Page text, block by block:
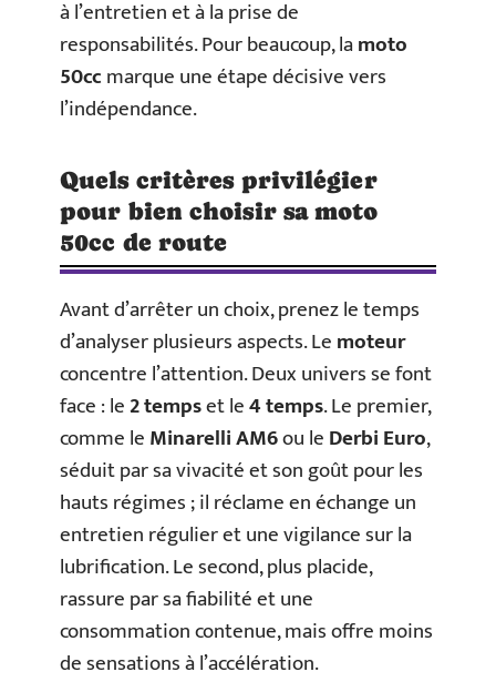
à l’entretien et à la prise de
responsabilités. Pour beaucoup, lamoto
50ccmarque une étape décisive vers
l’indépendance.
Quels critères privilégier
pour bien choisir sa moto
50cc de route
Avant d’arrêter un choix, prenez le temps
d’analyser plusieurs aspects. Lemoteur
concentre l’attention. Deux univers se font
face : le2 tempset le4 temps. Le premier,
comme leMinarelli AM6ou leDerbi Euro,
séduit par sa vivacité et son goût pour les
hauts régimes ; il réclame en échange un
entretien régulier et une vigilance sur la
lubrification. Le second, plus placide,
rassure par sa fiabilité et une
consommation contenue, mais offre moins
de sensations à l’accélération.